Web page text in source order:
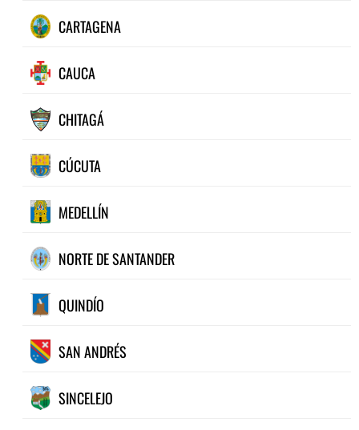
CARTAGENA
CAUCA
CHITAGÁ
CÚCUTA
MEDELLÍN
NORTE DE SANTANDER
QUINDÍO
SAN ANDRÉS
SINCELEJO